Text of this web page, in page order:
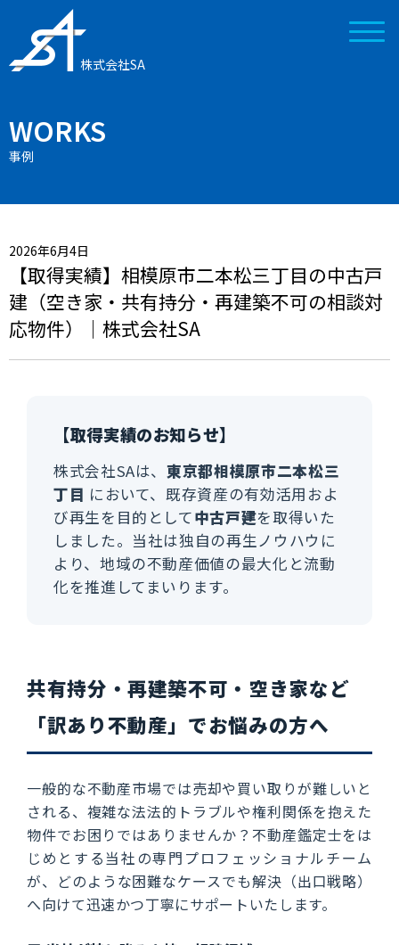
株式会社SA
WORKS
事例
2026年6月4日
【取得実績】相模原市二本松三丁目の中古戸
建（空き家・共有持分・再建築不可の相談対
応物件）｜株式会社SA
【取得実績のお知らせ】
株式会社SAは、東京都相模原市二本松三
丁目 において、既存資産の有効活用およ
び再生を目的として中古戸建を取得いた
しました。当社は独自の再生ノウハウに
より、地域の不動産価値の最大化と流動
化を推進してまいります。
共有持分・再建築不可・空き家など
「訳あり不動産」でお悩みの方へ
一般的な不動産市場では売却や買い取りが難しいと
される、複雑な法法的トラブルや権利関係を抱えた
物件でお困りではありませんか？不動産鑑定士をは
じめとする当社の専門プロフェッショナルチーム
が、どのような困難なケースでも解決（出口戦略）
へ向けて迅速かつ丁寧にサポートいたします。